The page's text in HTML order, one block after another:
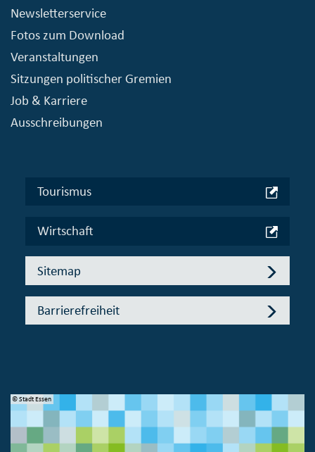
Newsletterservice
Fotos zum Download
Veranstaltungen
Sitzungen politischer Gremien
Job & Karriere
Ausschreibungen
Tourismus
Wirtschaft
Sitemap
Barrierefreiheit
© Stadt Essen